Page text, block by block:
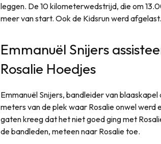
leggen. De 10 kilometerwedstrijd, die om
meer van start. Ook de Kidsrun werd afgelast.
Emmanuël Snijers
Rosalie Hoedjes
Emmanuël Snijers, bandleider van
meters van de plek waar Rosalie onwel werd
gaten kreeg dat het niet goed ging met
de bandleden, meteen naar Rosalie toe.